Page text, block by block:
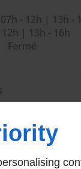
07h - 12h | 13h -
12h | 13h - 16h
Fermé